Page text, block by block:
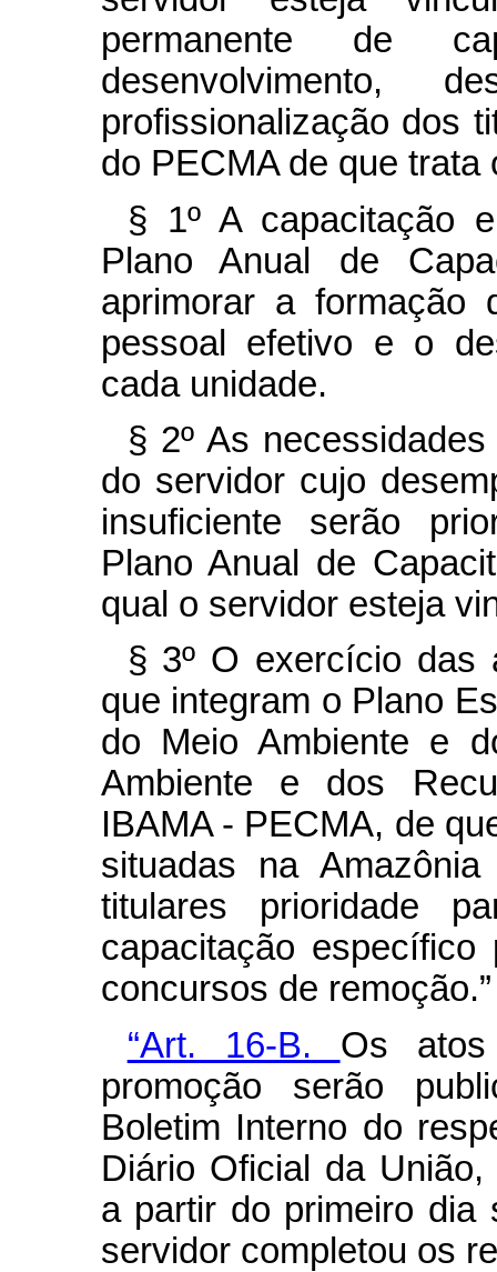
permanente de
desenvolvimento,
profissionalização dos
do PECMA de que trata
§ 1º A capacitação
Plano Anual de
aprimorar a formação
pessoal efetivo e o
cada unidade.
§ 2º As
do servidor cujo
insuficiente serão
Plano Anual de
qual o servidor esteja
§ 3º O exercício das
que integram o Plano
do Meio Ambiente e
Ambiente e dos
IBAMA - PECMA, de
situadas na
titulares prioridade
capacitação
concursos de remoção.”
“Art. 16-B. Os
promoção serão
Boletim Interno do
Diário Oficial da
a partir do primeiro dia
servidor completou os